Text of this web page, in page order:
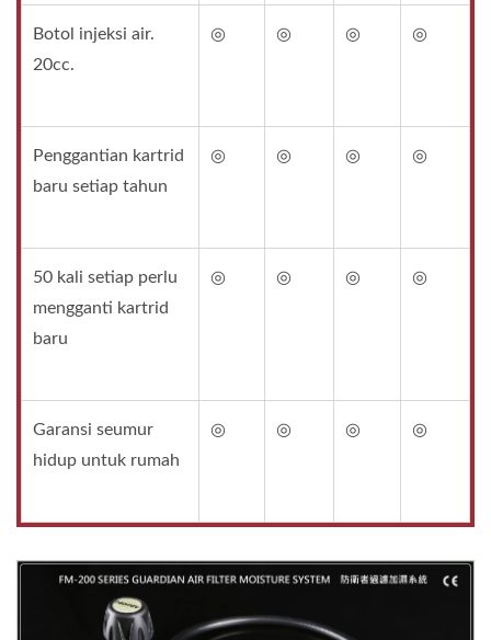
Botol injeksi air.
20cc.
◎ ◎ ◎ ◎
Penggantian kartrid
baru setiap tahun
◎ ◎ ◎ ◎
50 kali setiap perlu
mengganti kartrid
baru
◎ ◎ ◎ ◎
Garansi seumur
hidup untuk rumah
◎ ◎ ◎ ◎